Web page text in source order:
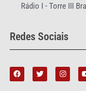
Rádio I - Torre III
Redes Sociais